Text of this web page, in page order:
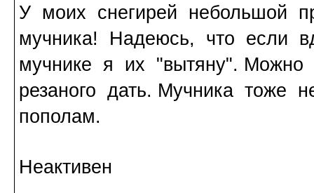
У моих снегирей небольшой
мучника! Надеюсь, что если
мучнике я их "вытяну".
резаного дать. Мучника тоже
пополам.
Неактивен